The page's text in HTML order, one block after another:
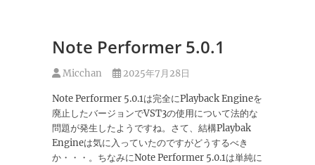
Note Performer 5.0.1
Micchan 2025年7月28日
Note Performer 5.0.1は完全にPlayback Engineを
廃止したバージョンでVST3の使用について法的な
問題が発生したようですね。さて、結構Playbak
Engineは気に入っていたのですがどうするべき
か・・・。ちなみにNote Performer 5.0.1は単純に